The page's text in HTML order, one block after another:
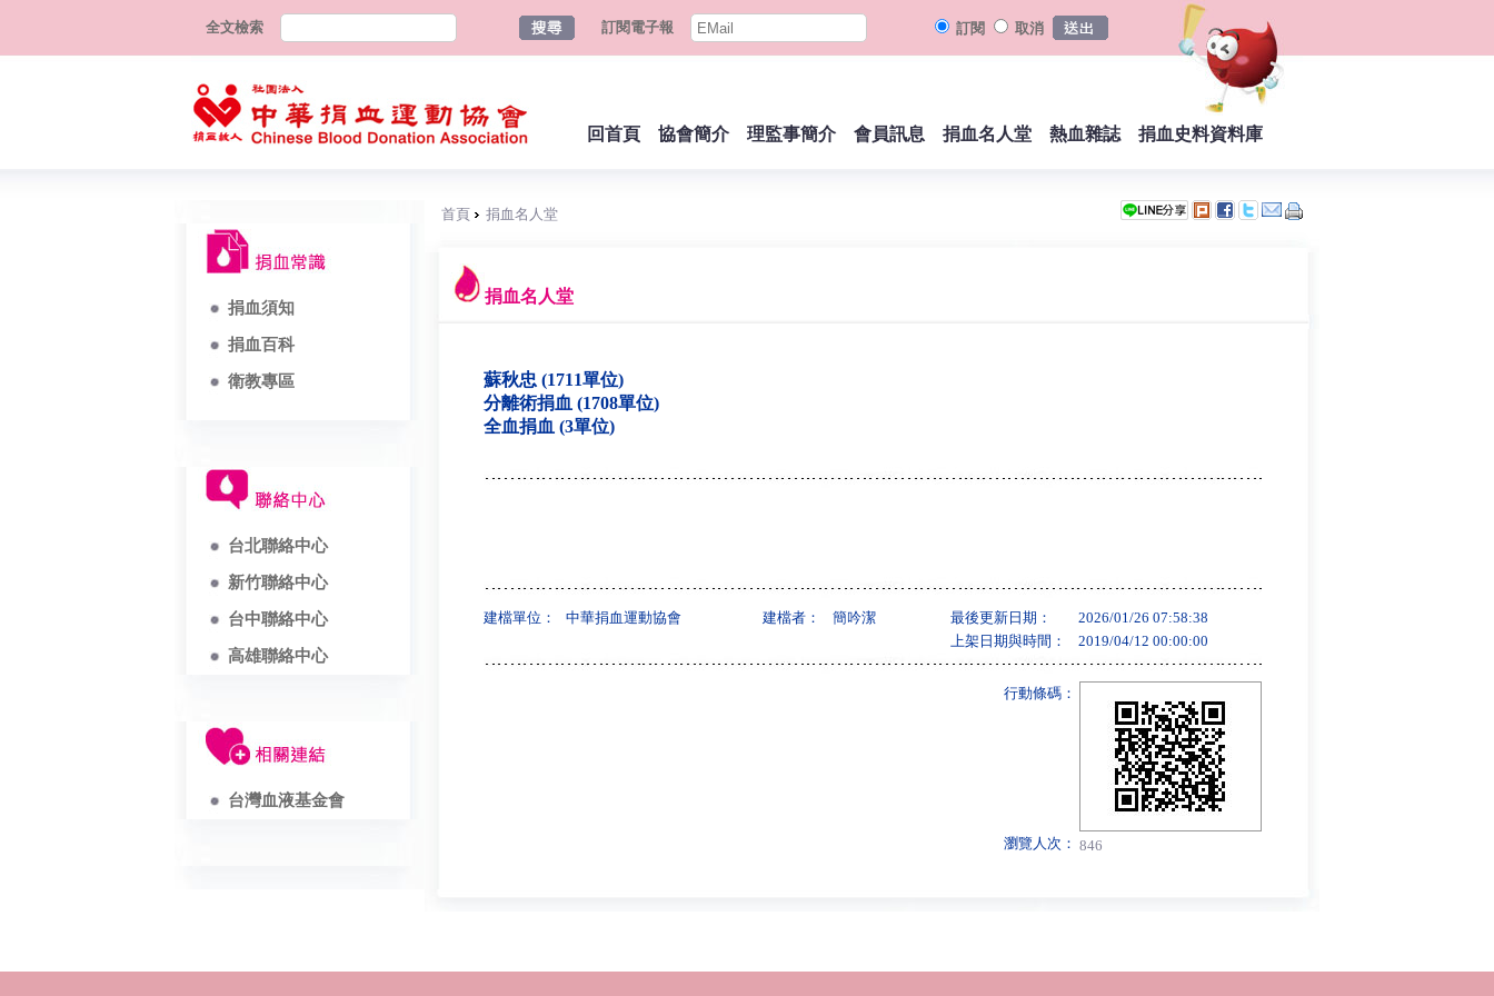
全文檢索 訂閱電子報 訂閱 取消
回首頁 協會簡介 理監事簡介 會員訊息 捐血名人堂 熱血雜誌 捐血史料資料庫
捐血須知
捐血百科
衛教專區
台北聯絡中心
新竹聯絡中心
台中聯絡中心
高雄聯絡中心
台灣血液基金會
首頁 捐血名人堂
捐血名人堂
蘇秋忠 (1711單位)
分離術捐血 (1708單位)
全血捐血 (3單位)
建檔單位： 中華捐血運動協會 建檔者： 簡吟潔 最後更新日期：
2026/01/26 07:58:38
上架日期與時間：
2019/04/12 00:00:00
行動條碼：
瀏覽人次： 846